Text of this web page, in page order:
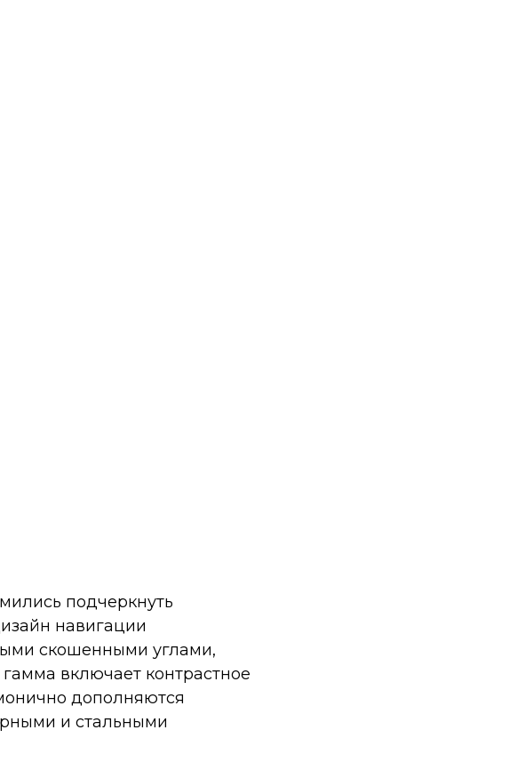
подчеркнуть
навигации
скошенными углами,
включает контрастное
дополняются
и стальными